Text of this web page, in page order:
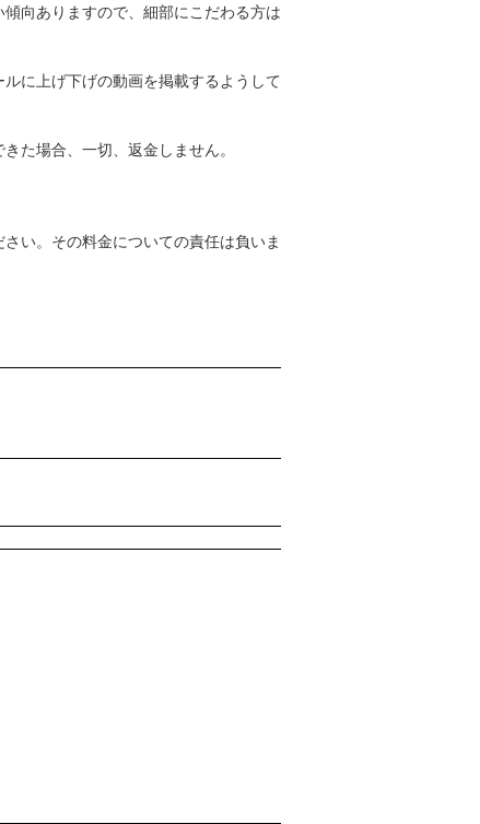
向ありますので、細部にこだわる方は
に上げ下げの動画を掲載するようして
た場合、一切、返金しません。
い。その料金についての責任は負いま